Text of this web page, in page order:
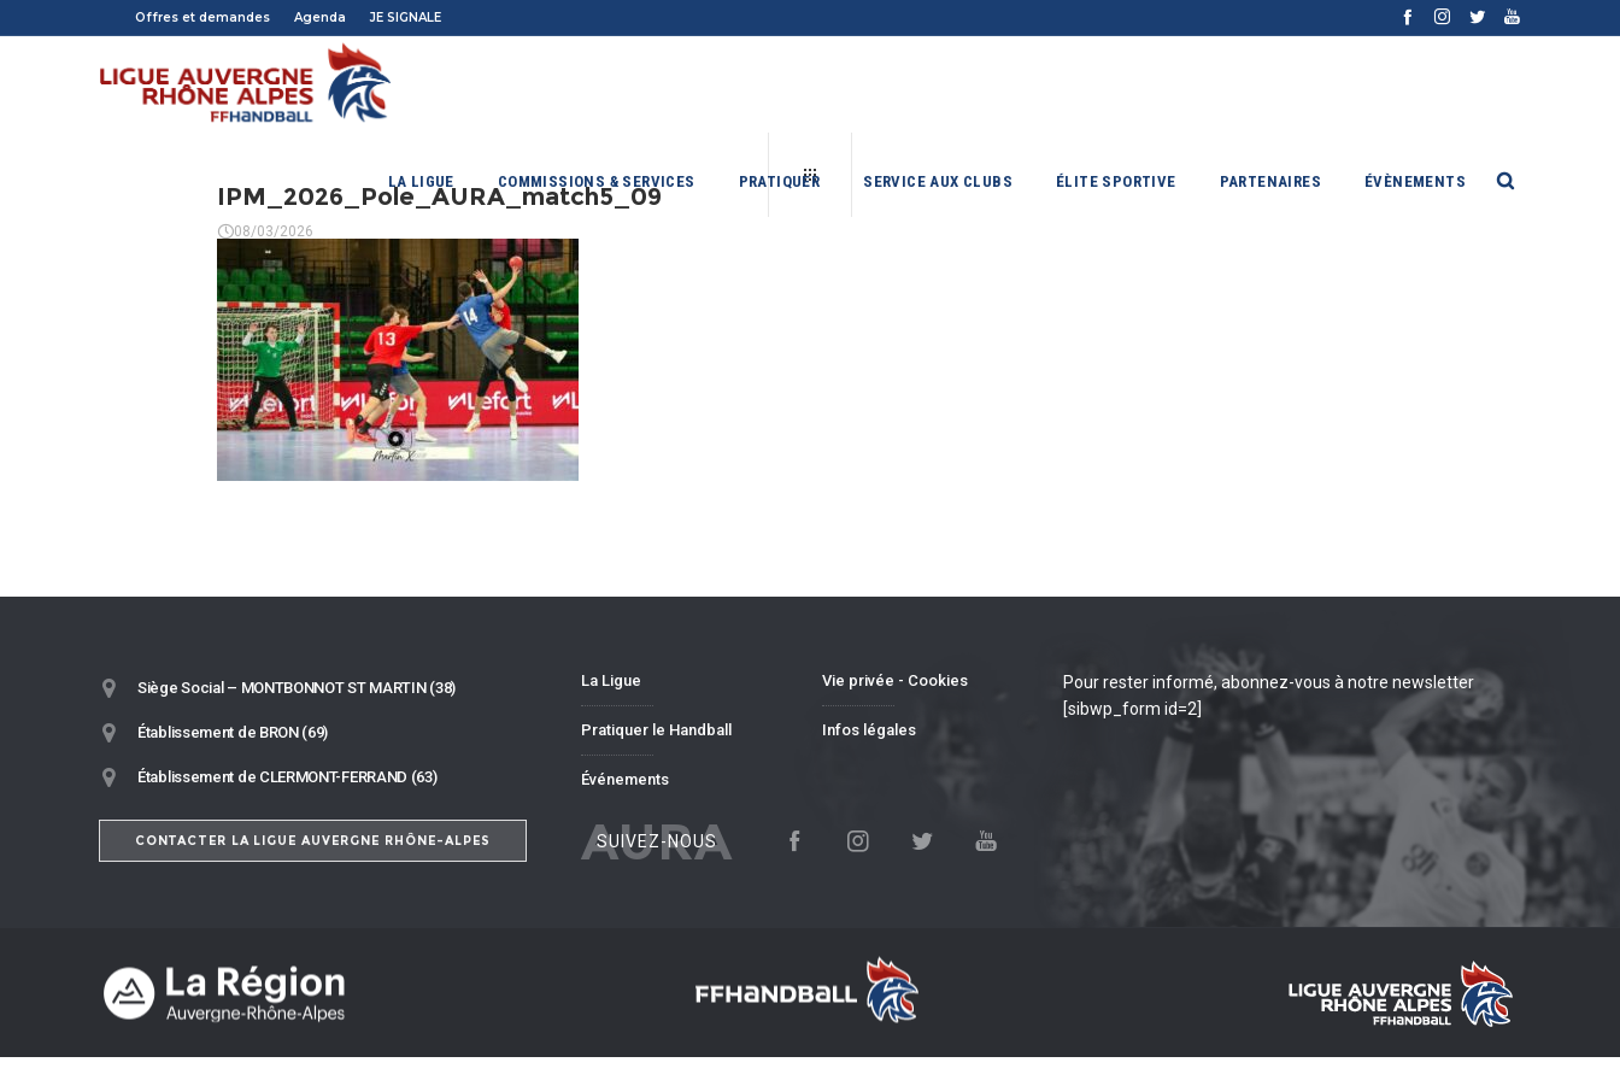
Offres et demandes Agenda JE SIGNALE
LA LIGUE COMMISSIONS & SERVICES PRATIQUER SERVICE AUX CLUBS ÉLITE SPORTIVE PARTENAIRES ÉVÈNEMENTS
IPM_2026_Pole_AURA_match5_09
08/03/2026
Siège Social – MONTBONNOT ST MARTIN (38)
Établissement de BRON (69)
Établissement de CLERMONT-FERRAND (63)
CONTACTER LA LIGUE AUVERGNE RHÔNE-ALPES
La Ligue
Pratiquer le Handball
Événements
Vie privée - Cookies
Infos légales
AURA
SUIVEZ-NOUS
Pour rester informé, abonnez-vous à notre newsletter
[sibwp_form id=2]